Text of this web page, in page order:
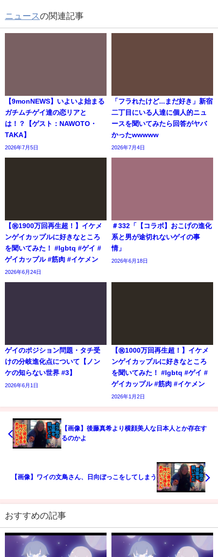
ニュースの関連記事
【9monNEWS】いよいよ始まる
ガチムチゲイ達の恋リアと
は！？【ゲスト：NAWOTO・
TAKA】
2026年7月5日
「フラれたけど...まだ好き」新宿
二丁目にいる人達に個人的ニュ
ースを聞いてみたら回答がヤバ
かったwwwww
2026年7月4日
【㊗️1900万回再生超！】イケメ
ンゲイカップルに好きなところ
を聞いてみた！ #lgbtq #ゲイ #
ゲイカップル #筋肉 #イケメン
2026年6月24日
＃332「【コラボ】おこげの進化
系と男が途切れないゲイの事
情」
2026年6月18日
ゲイのポジション問題・タチ受
けの分岐進化点について【ノン
ケの知らない世界 #3】
2026年6月1日
【㊗️1000万回再生超！】イケメ
ンゲイカップルに好きなところ
を聞いてみた！ #lgbtq #ゲイ #
ゲイカップル #筋肉 #イケメン
2026年1月2日
【画像】後藤真希より横顔美人な日本人とか存在す
るのかよ
【画像】ワイの文鳥さん、日向ぼっこをしてしまう
おすすめの記事